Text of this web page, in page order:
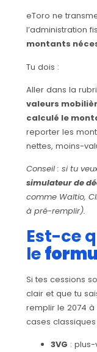
eToro ne
l’administration
montants
Tu dois :
Aller dans la
valeurs
calculé le
reporter les
nettes, moins-
Conseil : si tu
simulateur de
comme Waltio,
à pré-remplir).
Est-ce
le
Si tes cessions
clair et que tu
remplir le 2074
cases classiques
3VG :